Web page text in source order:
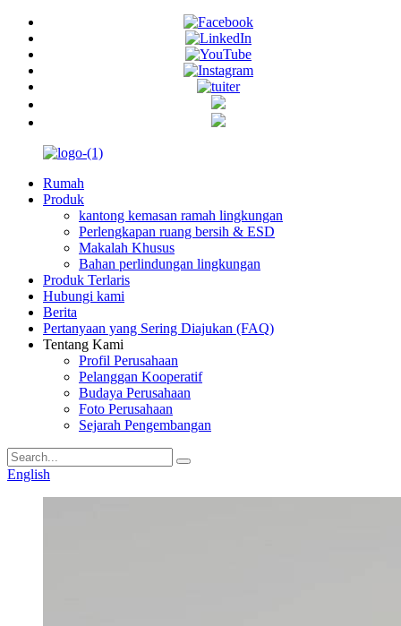
Rumah
Produk
kantong kemasan ramah lingkungan
Perlengkapan ruang bersih & ESD
Makalah Khusus
Bahan perlindungan lingkungan
Produk Terlaris
Hubungi kami
Berita
Pertanyaan yang Sering Diajukan (FAQ)
Tentang Kami
Profil Perusahaan
Pelanggan Kooperatif
Budaya Perusahaan
Foto Perusahaan
Sejarah Pengembangan
English